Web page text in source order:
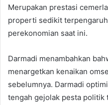
Merupakan prestasi
properti sedikit
perekonomian saat ini.
Darmadi menambahkan
menargetkan kenaikan
sebelumnya. Darmadi
tengah gejolak pesta politik